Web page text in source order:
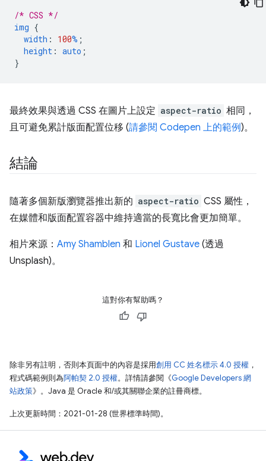
/* CSS */
img {
width : 100% ;
height : auto ;
}
最終效果與透過 CSS 在圖片上設定 aspect-ratio 相同，
且可避免累計版面配置位移 (請參閱 Codepen 上的範例)。
結論
隨著多個新版瀏覽器推出新的 aspect-ratio CSS 屬性，
在媒體和版面配置容器中維持適當的長寬比會更加簡單。
相片來源： Amy Shamblen 和 Lionel Gustave (透過
Unsplash)。
這對你有幫助嗎？
除非另有註明，否則本頁面中的內容是採用創用 CC 姓名標示 4.0 授權 ，
程式碼範例則為阿帕契 2.0 授權。詳情請參閱《Google Developers 網
站政策》。Java 是 Oracle 和/或其關聯企業的註冊商標。
上次更新時間：2021-01-28 (世界標準時間)。